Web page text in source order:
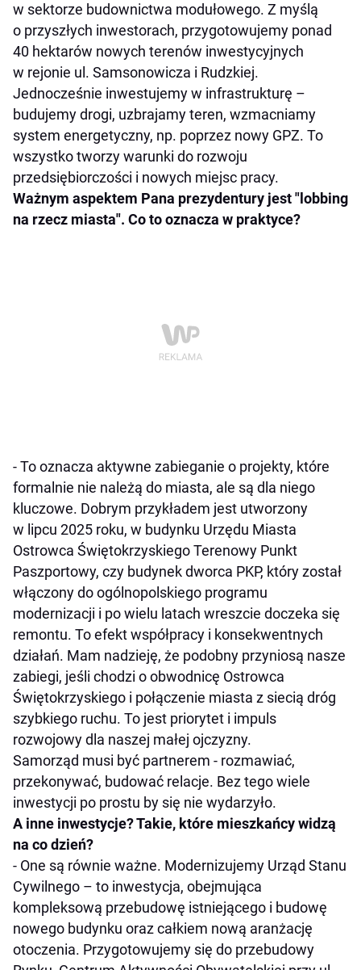
w sektorze budownictwa modułowego. Z myślą
o przyszłych inwestorach, przygotowujemy ponad
40 hektarów nowych terenów inwestycyjnych
w rejonie ul. Samsonowicza i Rudzkiej.
Jednocześnie inwestujemy w infrastrukturę –
budujemy drogi, uzbrajamy teren, wzmacniamy
system energetyczny, np. poprzez nowy GPZ. To
wszystko tworzy warunki do rozwoju
przedsiębiorczości i nowych miejsc pracy.
Ważnym aspektem Pana prezydentury jest "lobbing
na rzecz miasta". Co to oznacza w praktyce?
- To oznacza aktywne zabieganie o projekty, które
formalnie nie należą do miasta, ale są dla niego
kluczowe. Dobrym przykładem jest utworzony
w lipcu 2025 roku, w budynku Urzędu Miasta
Ostrowca Świętokrzyskiego Terenowy Punkt
Paszportowy, czy budynek dworca PKP, który został
włączony do ogólnopolskiego programu
modernizacji i po wielu latach wreszcie doczeka się
remontu. To efekt współpracy i konsekwentnych
działań. Mam nadzieję, że podobny przyniosą nasze
zabiegi, jeśli chodzi o obwodnicę Ostrowca
Świętokrzyskiego i połączenie miasta z siecią dróg
szybkiego ruchu. To jest priorytet i impuls
rozwojowy dla naszej małej ojczyzny.
Samorząd musi być partnerem - rozmawiać,
przekonywać, budować relacje. Bez tego wiele
inwestycji po prostu by się nie wydarzyło.
A inne inwestycje? Takie, które mieszkańcy widzą
na co dzień?
- One są równie ważne. Modernizujemy Urząd Stanu
Cywilnego – to inwestycja, obejmująca
kompleksową przebudowę istniejącego i budowę
nowego budynku oraz całkiem nową aranżację
otoczenia. Przygotowujemy się do przebudowy